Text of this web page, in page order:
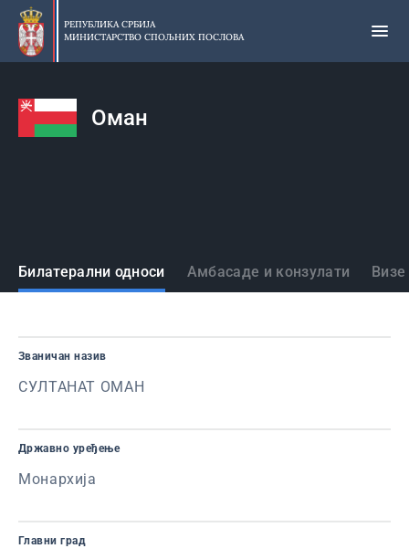
Прескочи
главни
део
РЕПУБЛИКА СРБИЈА
МИНИСТАРСТВО СПОЉНИХ ПОСЛОВА
Оман
Државе
Билатерални односи Амбасаде и конзулати
Званичан назив
СУЛТАНАТ ОМАН
Државно уређење
Монархија
Главни град